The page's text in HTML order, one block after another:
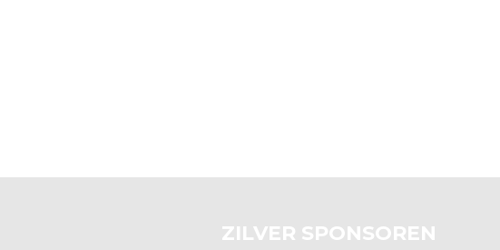
ZILVER SPONSOREN